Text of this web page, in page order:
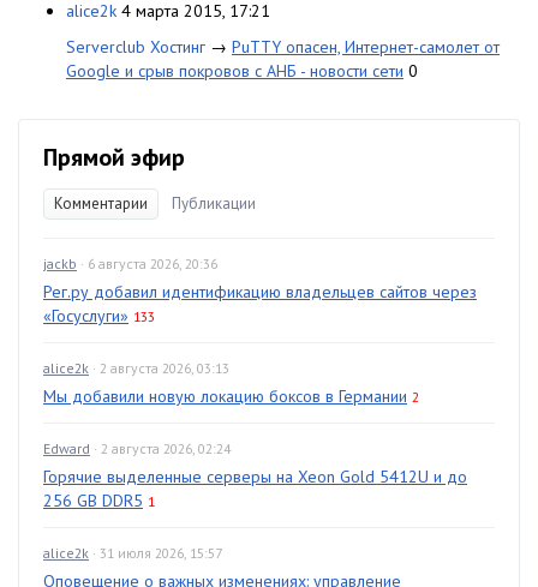
alice2k 4 марта 2015, 17:21
Serverclub Хостинг → PuTTY опасен, Интернет-самолет от
Google и срыв покровов с АНБ - новости сети 0
Прямой эфир
Комментарии Публикации
jackb · 6 августа 2026, 20:36
Рег.ру добавил идентификацию владельцев сайтов через
«Госуслуги» 133
alice2k · 2 августа 2026, 03:13
Мы добавили новую локацию боксов в Германии 2
Edward · 2 августа 2026, 02:24
Горячие выделенные серверы на Xeon Gold 5412U и до
256 GB DDR5 1
alice2k · 31 июля 2026, 15:57
Оповещение о важных изменениях: управление